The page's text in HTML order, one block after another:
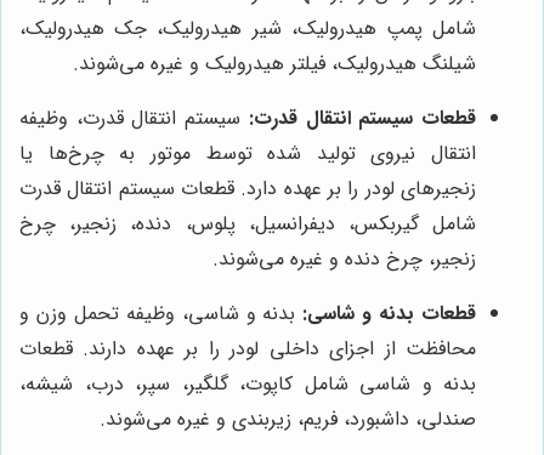
شامل پمپ هیدرولیک، شیر هیدرولیک، جک هیدرولیک،
شیلنگ هیدرولیک، فیلتر هیدرولیک و غیره می‌شوند.
قطعات سیستم انتقال قدرت: سیستم انتقال قدرت، وظیفه
انتقال نیروی تولید شده توسط موتور به چرخ‌ها یا
زنجیرهای لودر را بر عهده دارد. قطعات سیستم انتقال قدرت
شامل گیربکس، دیفرانسیل، پلوس، دنده، زنجیر، چرخ
زنجیر، چرخ دنده و غیره می‌شوند.
قطعات بدنه و شاسی: بدنه و شاسی، وظیفه تحمل وزن و
محافظت از اجزای داخلی لودر را بر عهده دارند. قطعات
بدنه و شاسی شامل کاپوت، گلگیر، سپر، درب، شیشه،
صندلی، داشبورد، فریم، زیربندی و غیره می‌شوند.